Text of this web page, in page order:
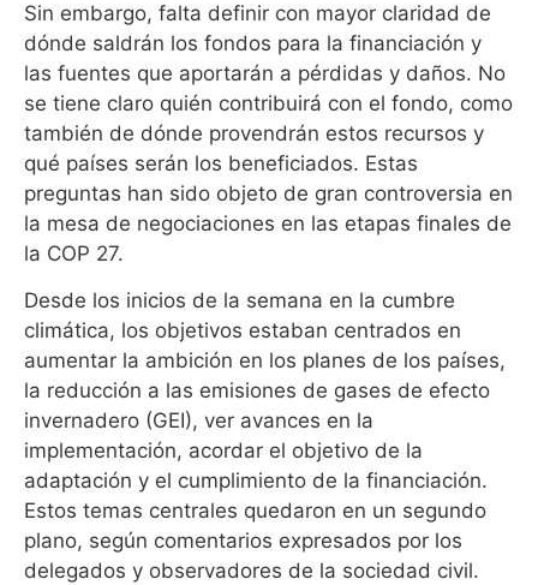
Sin embargo, falta definir con mayor claridad de
dónde saldrán los fondos para la financiación y
las fuentes que aportarán a pérdidas y daños. No
se tiene claro quién contribuirá con el fondo, como
también de dónde provendrán estos recursos y
qué países serán los beneficiados. Estas
preguntas han sido objeto de gran controversia en
la mesa de negociaciones en las etapas finales de
la COP 27.
Desde los inicios de la semana en la cumbre
climática, los objetivos estaban centrados en
aumentar la ambición en los planes de los países,
la reducción a las emisiones de gases de efecto
invernadero (GEI), ver avances en la
implementación, acordar el objetivo de la
adaptación y el cumplimiento de la financiación.
Estos temas centrales quedaron en un segundo
plano, según comentarios expresados por los
delegados y observadores de la sociedad civil.